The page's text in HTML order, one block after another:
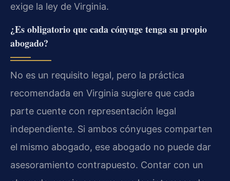
exige la ley de Virginia.
¿Es obligatorio que cada cónyuge tenga su propio
abogado?
No es un requisito legal, pero la práctica
recomendada en Virginia sugiere que cada
parte cuente con representación legal
independiente. Si ambos cónyuges comparten
el mismo abogado, ese abogado no puede dar
asesoramiento contrapuesto. Contar con un